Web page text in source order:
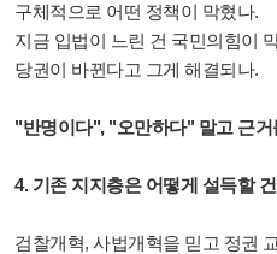
구체적으로 어떤 정책이 막혔나.
지금 입법이 느린 건 국민의힘이
당권이 바뀐다고 그게 해결되나.
"반명이다", "오만하다" 말고 근거
4. 기존 지지층은 어떻게 설득할
검찰개혁, 사법개혁을 믿고 정권